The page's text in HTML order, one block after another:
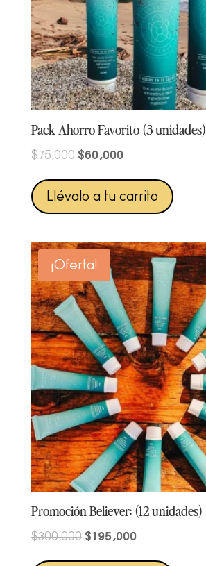
Pack Ahorro Favorito (3 unidades)
$75,000 Original
was:
$75,000.
$60,000Current
is:
$60,000.
Llévalo a tu carrito
¡Oferta!
Promoción Believer: (12 unidades)
$300,000 Original
$195,000Current